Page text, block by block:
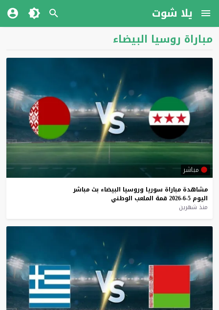
يلا شوت
مباراة روسيا البيضاء
مباشر
مشاهدة مباراة سوريا وروسيا البيضاء بث مباشر
اليوم 5-6-2026 قمة الملعب الوطني
منذ شهرين